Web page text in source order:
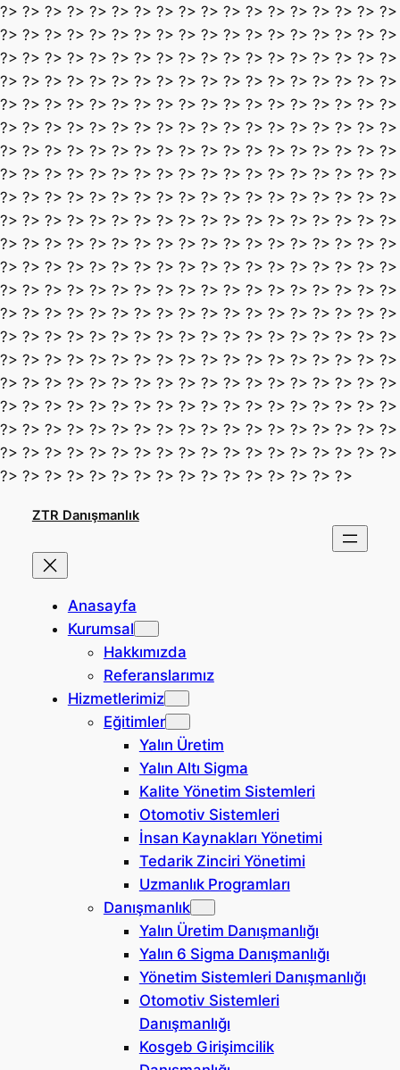
?> ?> ?> ?> ?> ?> ?> ?> ?> ?> ?> ?> ?> ?> ?> ?> ?> ?>
?> ?> ?> ?> ?> ?> ?> ?> ?> ?> ?> ?> ?> ?> ?> ?> ?> ?>
?> ?> ?> ?> ?> ?> ?> ?> ?> ?> ?> ?> ?> ?> ?> ?> ?> ?>
?> ?> ?> ?> ?> ?> ?> ?> ?> ?> ?> ?> ?> ?> ?> ?> ?> ?>
?> ?> ?> ?> ?> ?> ?> ?> ?> ?> ?> ?> ?> ?> ?> ?> ?> ?>
?> ?> ?> ?> ?> ?> ?> ?> ?> ?> ?> ?> ?> ?> ?> ?> ?> ?>
?> ?> ?> ?> ?> ?> ?> ?> ?> ?> ?> ?> ?> ?> ?> ?> ?> ?>
?> ?> ?> ?> ?> ?> ?> ?> ?> ?> ?> ?> ?> ?> ?> ?> ?> ?>
?> ?> ?> ?> ?> ?> ?> ?> ?> ?> ?> ?> ?> ?> ?> ?> ?> ?>
?> ?> ?> ?> ?> ?> ?> ?> ?> ?> ?> ?> ?> ?> ?> ?> ?> ?>
?> ?> ?> ?> ?> ?> ?> ?> ?> ?> ?> ?> ?> ?> ?> ?> ?> ?>
?> ?> ?> ?> ?> ?> ?> ?> ?> ?> ?> ?> ?> ?> ?> ?> ?> ?>
?> ?> ?> ?> ?> ?> ?> ?> ?> ?> ?> ?> ?> ?> ?> ?> ?> ?>
?> ?> ?> ?> ?> ?> ?> ?> ?> ?> ?> ?> ?> ?> ?> ?> ?> ?>
?> ?> ?> ?> ?> ?> ?> ?> ?> ?> ?> ?> ?> ?> ?> ?> ?> ?>
?> ?> ?> ?> ?> ?> ?> ?> ?> ?> ?> ?> ?> ?> ?> ?> ?> ?>
?> ?> ?> ?> ?> ?> ?> ?> ?> ?> ?> ?> ?> ?> ?> ?> ?> ?>
?> ?> ?> ?> ?> ?> ?> ?> ?> ?> ?> ?> ?> ?> ?> ?> ?> ?>
?> ?> ?> ?> ?> ?> ?> ?> ?> ?> ?> ?> ?> ?> ?> ?> ?> ?>
?> ?> ?> ?> ?> ?> ?> ?> ?> ?> ?> ?> ?> ?> ?> ?> ?> ?>
?> ?> ?> ?> ?> ?> ?> ?> ?> ?> ?> ?> ?> ?> ?> ?>
ZTR Danışmanlık
Anasayfa
Kurumsal
Hakkımızda
Referanslarımız
Hizmetlerimiz
Eğitimler
Yalın Üretim
Yalın Altı Sigma
Kalite Yönetim Sistemleri
Otomotiv Sistemleri
İnsan Kaynakları Yönetimi
Tedarik Zinciri Yönetimi
Uzmanlık Programları
Danışmanlık
Yalın Üretim Danışmanlığı
Yalın 6 Sigma Danışmanlığı
Yönetim Sistemleri Danışmanlığı
Otomotiv Sistemleri
Danışmanlığı
Kosgeb Girişimcilik